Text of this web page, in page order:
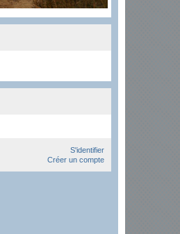
S'identifier
Créer un compte